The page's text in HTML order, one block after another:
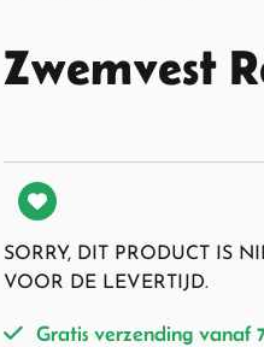
Zwemvest
SORRY, DIT PRODUCT IS
VOOR DE LEVERTIJD.
Gratis verzending vanaf